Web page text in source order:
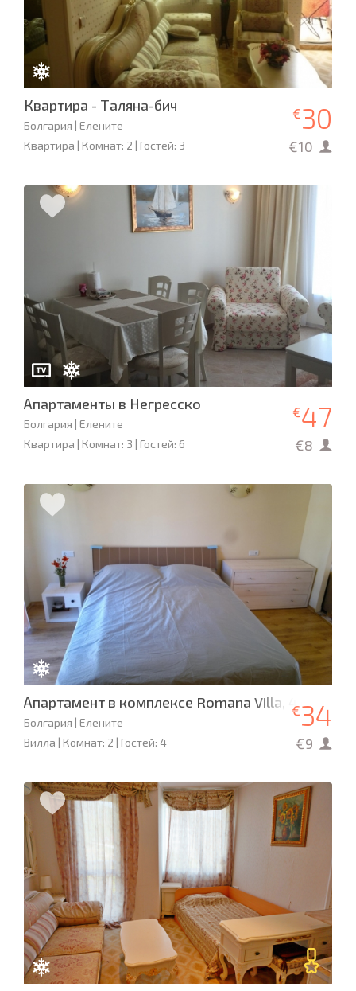
Квартира - Таляна-бич
Болгария | Елените
Квартира | Комнат: 2 | Гостей: 3
€30
€10
Апартаменты в Негресско
Болгария | Елените
Квартира | Комнат: 3 | Гостей: 6
€47
€8
Апартамент в комплексе Romana Villa, 4
Болгария | Елените
Вилла | Комнат: 2 | Гостей: 4
€34
€9